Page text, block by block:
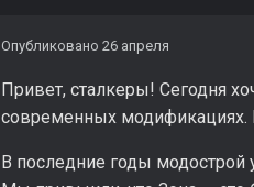
Опубликовано 26 апреля
Привет, сталкеры! Сегодня
современных модификациях.
В последние годы модострой